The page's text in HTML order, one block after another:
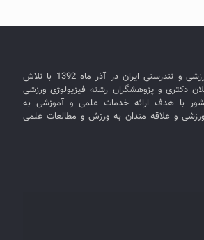
وب سایت فیزیولوژی ورزشی و تندرستی ایران در آذر ماه 1392 با تلاش
دکتری و پژوهشگران رشته فیزیولوژی ورزشی
با هدف ارائه خدمات علمی و آموزشی به
و علاقه مندان به ورزش و مطالعات علمی